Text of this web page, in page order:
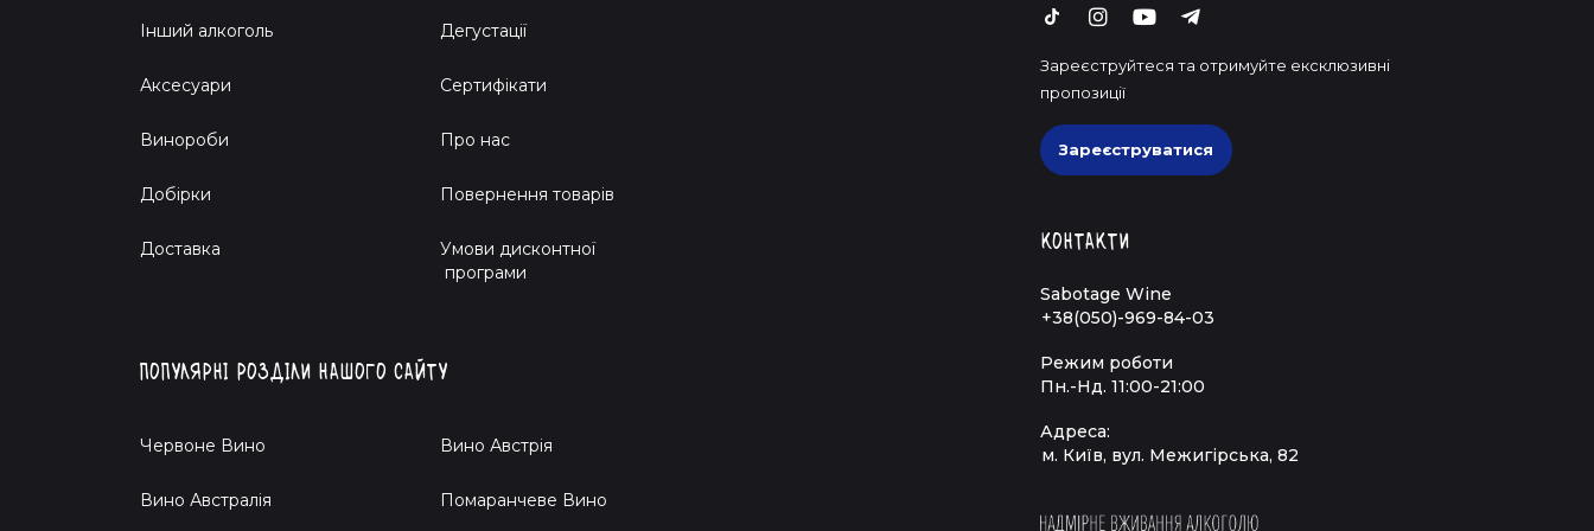
Інший алкоголь
Аксесуари
Винороби
Добірки
Доставка
Дегустації
Сертифікати
Про нас
Повернення товарів
Умови дисконтної
програми
Популярні розділи нашого сайту
Червоне Вино
Вино Австралія
Вино Австрія
Помаранчеве Вино
Зареєструйтеся та отримуйте ексклюзивні
пропозиції
Зареєструватися
Контакти
Sabotage Wine
+38(050)-969-84-03
Режим роботи
Пн.-Нд. 11:00-21:00
Адреса:
м. Київ, вул. Межигірська, 82